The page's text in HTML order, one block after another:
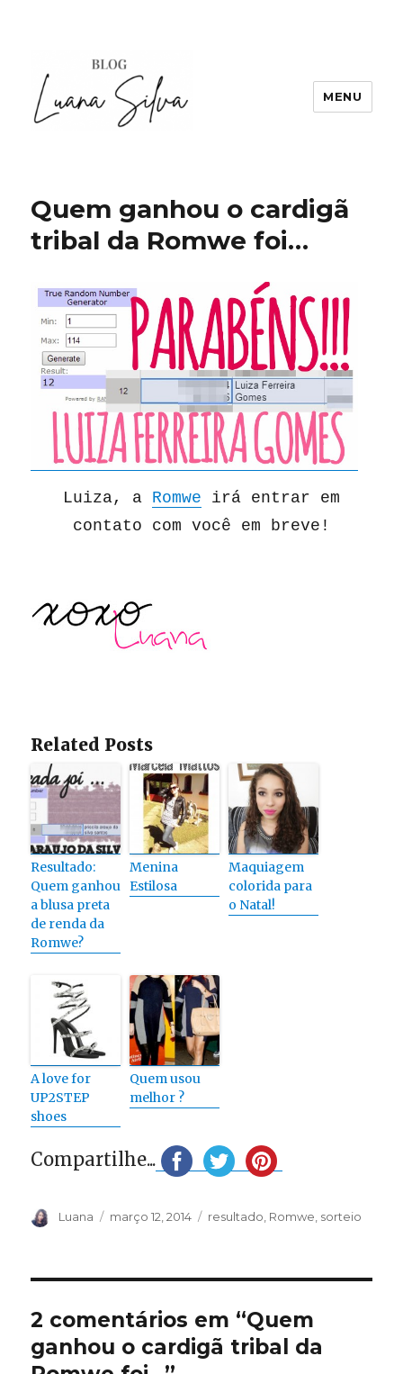
MENU
Quem ganhou o cardigã
tribal da Romwe foi…
Luiza, a Romwe irá entrar em
contato com você em breve!
Related Posts
Resultado:
Quem ganhou
a blusa preta
de renda da
Romwe?
Menina
Estilosa
Maquiagem
colorida para
o Natal!
A love for
UP2STEP
shoes
Quem usou
melhor ?
Compartilhe...
Autor
Luana
Publicado
março 12, 2014 Categorias
resultado, Romwe, sorteio
2 comentários em “Quem
ganhou o cardigã tribal da